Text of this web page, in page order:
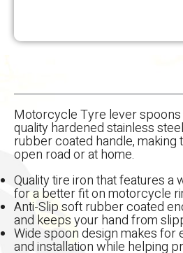
Motorcycle Tyre lever
quality hardened stainless
rubber coated handle, making
open road or at home.
Quality tire iron that features a
for a better fit on motorcycle
Anti-Slip soft rubber coated
and keeps your hand from
Wide spoon design makes for
and installation while helping